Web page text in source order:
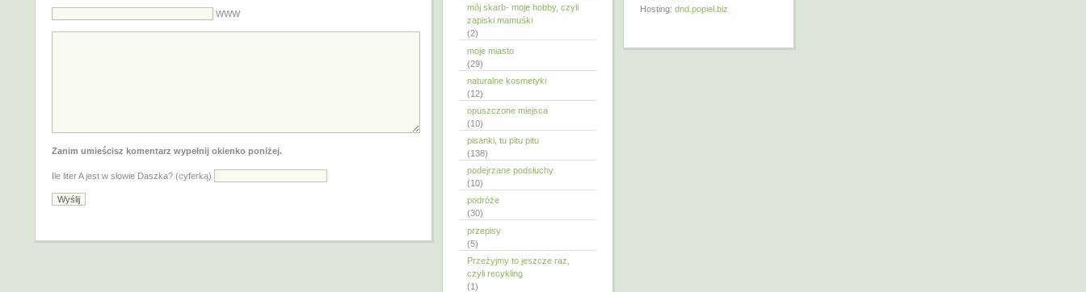
WWW
Zanim umieścisz komentarz wypełnij okienko poniżej.
Ile liter A jest w słowie Daszka? (cyferką)
mój skarb- moje hobby, czyli
zapiski mamuśki
(2)
moje miasto
(29)
naturalne kosmetyki
(12)
opuszczone miejsca
(10)
pisanki, tu pitu pitu
(138)
podejrzane podsłuchy
(10)
podróże
(30)
przepisy
(5)
Przeżyjmy to jeszcze raz,
czyli recykling
(1)
Hosting: dnd.popiel.biz